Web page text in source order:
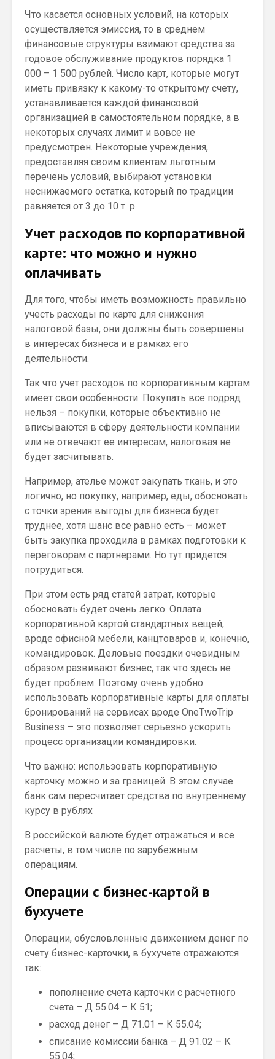
Что касается основных условий, на которых
осуществляется эмиссия, то в среднем
финансовые структуры взимают средства за
годовое обслуживание продуктов порядка 1
000 – 1 500 рублей. Число карт, которые могут
иметь привязку к какому-то открытому счету,
устанавливается каждой финансовой
организацией в самостоятельном порядке, а в
некоторых случаях лимит и вовсе не
предусмотрен. Некоторые учреждения,
предоставляя своим клиентам льготным
перечень условий, выбирают установки
неснижаемого остатка, который по традиции
равняется от 3 до 10 т. р.
Учет расходов по корпоративной
карте: что можно и нужно
оплачивать
Для того, чтобы иметь возможность правильно
учесть расходы по карте для снижения
налоговой базы, они должны быть совершены
в интересах бизнеса и в рамках его
деятельности.
Так что учет расходов по корпоративным картам
имеет свои особенности. Покупать все подряд
нельзя – покупки, которые объективно не
вписываются в сферу деятельности компании
или не отвечают ее интересам, налоговая не
будет засчитывать.
Например, ателье может закупать ткань, и это
логично, но покупку, например, еды, обосновать
с точки зрения выгоды для бизнеса будет
труднее, хотя шанс все равно есть – может
быть закупка проходила в рамках подготовки к
переговорам с партнерами. Но тут придется
потрудиться.
При этом есть ряд статей затрат, которые
обосновать будет очень легко. Оплата
корпоративной картой стандартных вещей,
вроде офисной мебели, канцтоваров и, конечно,
командировок. Деловые поездки очевидным
образом развивают бизнес, так что здесь не
будет проблем. Поэтому очень удобно
использовать корпоративные карты для оплаты
бронирований на сервисах вроде OneTwoTrip
Business – это позволяет серьезно ускорить
процесс организации командировки.
Что важно: использовать корпоративную
карточку можно и за границей. В этом случае
банк сам пересчитает средства по внутреннему
курсу в рублях
В российской валюте будет отражаться и все
расчеты, в том числе по зарубежным
операциям.
Операции с бизнес-картой в
бухучете
Операции, обусловленные движением денег по
счету бизнес-карточки, в бухучете отражаются
так:
пополнение счета карточки с расчетного
счета – Д 55.04 – К 51;
расход денег – Д 71.01 – К 55.04;
списание комиссии банка – Д 91.02 – К
55.04;